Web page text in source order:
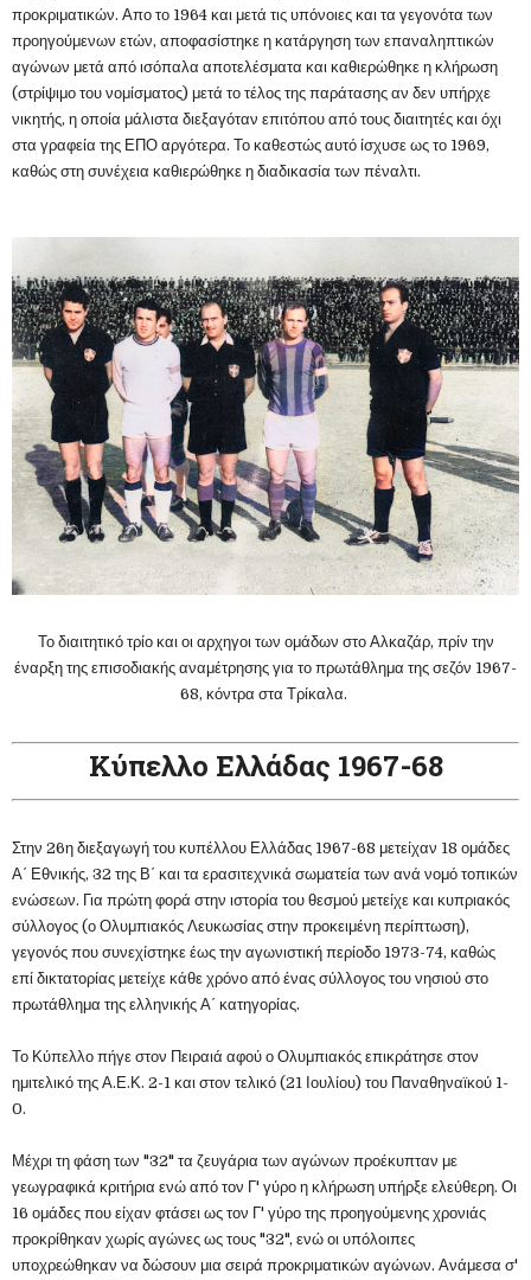
προκριματικών. Απο το 1964 και μετά τις υπόνοιες και τα γεγονότα των
προηγούμενων ετών, αποφασίστηκε η κατάργηση των επαναληπτικών
αγώνων μετά από ισόπαλα αποτελέσματα και καθιερώθηκε η κλήρωση
(στρίψιμο του νομίσματος) μετά το τέλος της παράτασης αν δεν υπήρχε
νικητής, η οποία μάλιστα διεξαγόταν επιτόπου από τους διαιτητές και όχι
στα γραφεία της ΕΠΟ αργότερα. Το καθεστώς αυτό ίσχυσε ως το 1969,
καθώς στη συνέχεια καθιερώθηκε η διαδικασία των πέναλτι.
Το διαιτητικό τρίο και οι αρχηγοι των ομάδων στο Αλκαζάρ, πρίν την
έναρξη της επισοδιακής αναμέτρησης για το πρωτάθλημα της σεζόν 1967-
68, κόντρα στα Τρίκαλα.
Κύπελλο Ελλάδας 1967-68
Στην 26η διεξαγωγή του κυπέλλου Ελλάδας 1967-68 μετείχαν 18 ομάδες
Α΄ Εθνικής, 32 της Β΄ και τα ερασιτεχνικά σωματεία των ανά νομό τοπικών
ενώσεων. Για πρώτη φορά στην ιστορία του θεσμού μετείχε και κυπριακός
σύλλογος (ο Ολυμπιακός Λευκωσίας στην προκειμένη περίπτωση),
γεγονός που συνεχίστηκε έως την αγωνιστική περίοδο 1973-74, καθώς
επί δικτατορίας μετείχε κάθε χρόνο από ένας σύλλογος του νησιού στο
πρωτάθλημα της ελληνικής Α΄ κατηγορίας.
Το Κύπελλο πήγε στον Πειραιά αφού ο Ολυμπιακός επικράτησε στον
ημιτελικό της Α.Ε.Κ. 2-1 και στον τελικό (21 Ιουλίου) του Παναθηναϊκού 1-
0.
Μέχρι τη φάση των "32" τα ζευγάρια των αγώνων προέκυπταν με
γεωγραφικά κριτήρια ενώ από τον Γ' γύρο η κλήρωση υπήρξε ελεύθερη. Οι
16 ομάδες που είχαν φτάσει ως τον Γ' γύρο της προηγούμενης χρονιάς
προκρίθηκαν χωρίς αγώνες ως τους "32", ενώ οι υπόλοιπες
υποχρεώθηκαν να δώσουν μια σειρά προκριματικών αγώνων. Ανάμεσα σ'